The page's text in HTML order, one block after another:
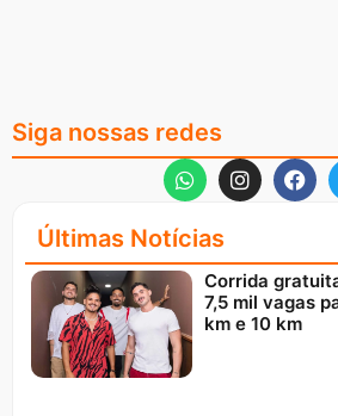
Siga nossas redes
Últimas Notícias
Corrida
7,5 mil vagas
km e 10 km